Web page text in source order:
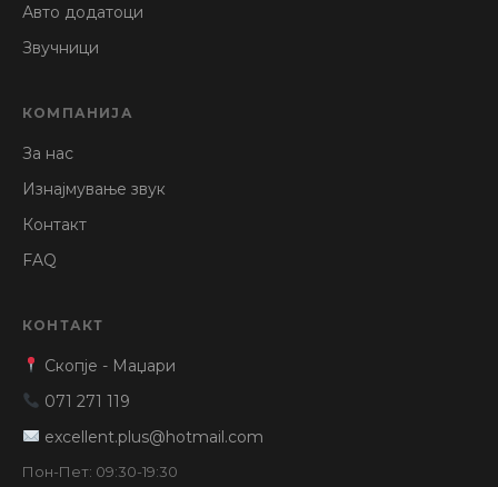
Авто додатоци
Звучници
КОМПАНИЈА
За нас
Изнајмување звук
Контакт
FAQ
КОНТАКТ
Скопје - Маџари
071 271 119
excellent.plus@hotmail.com
Пон-Пет: 09:30-19:30